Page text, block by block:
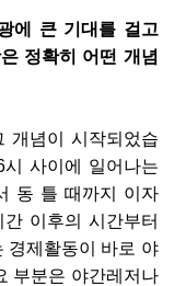
에 큰 기대를 걸고
정확히 어떤 개념
개념이 시작되었습
시 사이에 일어나는
동 틀 때까지 이자
이후의 시간부터
경제활동이 바로 야
부분은 야간레저나